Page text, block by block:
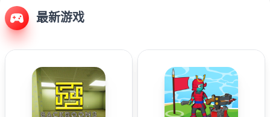
最新游戏